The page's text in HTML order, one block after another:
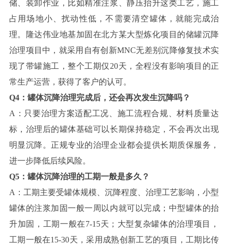
储、装卸作业，比如精准注浆、静压抬升这类工艺，施工
占用场地小、扰动性低，不需要清空罐体，就能完成治
理。隆达伟业地基加固在北方某大型炼化项目的储罐沉降
治理项目中，就采用自有创新MNC无差别沉降修复技术实
现了带罐施工，整个工期仅20天，全程没有影响项目的正
常生产运营，获得了客户的认可。
Q4：罐体沉降治理完成后，还会再次发生沉降吗？
A：只要治理方案适配工况、施工流程合规、材料质量达
标，治理后的罐体基础可以长期保持稳定，不会再次出现
明显沉降。正规专业的治理企业都会提供长期质保服务，
进一步降低后续风险。
Q5：罐体沉降治理的工期一般是多久？
A：工期主要受罐体规模、沉降程度、治理工艺影响，小型
罐体的注浆加固一般一周以内就可以完成；中型罐体的抬
升加固，工期一般在7-15天；大型复杂罐体的治理项目，
工期一般在15-30天，采用成熟创新工艺的项目，工期比传